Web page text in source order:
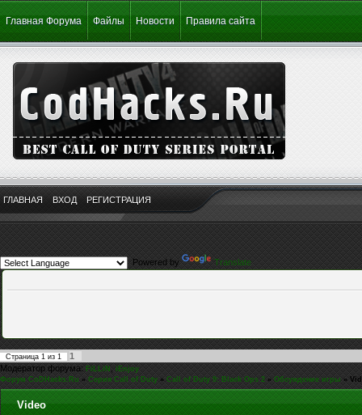
Главная Форума Файлы Новости Правила сайта
ГЛАВНАЯ ВХОД РЕГИСТРАЦИЯ
Powered by Translate
Страница 1 из 1
1
Модератор форума: FiLLiN,iEnjoy
Форум CoDHacks.Ru » Серия Call of Duty » Call of Duty 9: Black Ops 2 » Обсуждение игры »
Video